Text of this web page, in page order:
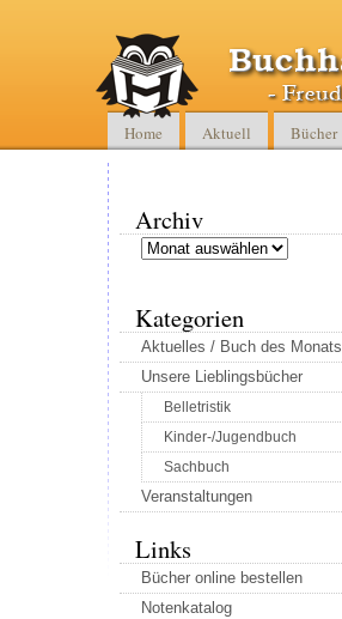
Home Aktuell Bücher
Archiv
Archiv
Kategorien
Aktuelles / Buch des Monats
Unsere Lieblingsbücher
Belletristik
Kinder-/Jugendbuch
Sachbuch
Veranstaltungen
Links
Bücher online bestellen
Notenkatalog